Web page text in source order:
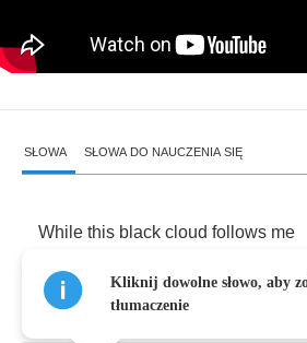
SŁOWA SŁOWA DO NAUCZENIA SIĘ
While this black cloud follows me
Open chest and
Kliknij dowolne słowo, aby
tłumaczenie